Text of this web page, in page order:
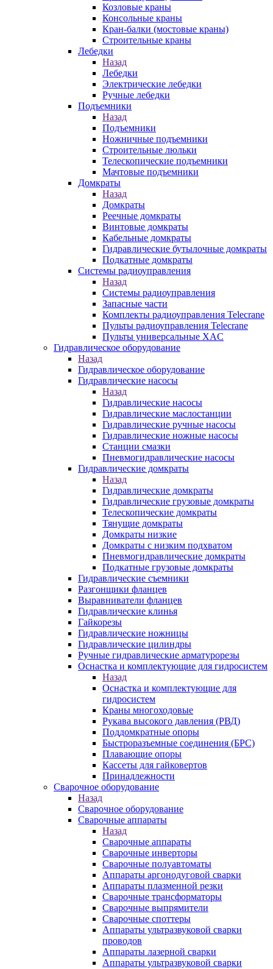
Козловые краны
Консольные краны
Кран-балки (мостовые краны)
Строительные краны
Лебедки
Назад
Лебедки
Электрические лебедки
Ручные лебедки
Подъемники
Назад
Подъемники
Ножничные подъемники
Строительные люльки
Телескопические подъемники
Мачтовые подъемники
Домкраты
Назад
Домкраты
Реечные домкраты
Винтовые домкраты
Кабельные домкраты
Гидравлические бутылочные домкраты
Подкатные домкраты
Системы радиоуправления
Назад
Системы радиоуправления
Запасные части
Комплекты радиоуправления Telecrane
Пульты радиоуправления Telecrane
Пульты универсальные XAC
Гидравлическое оборудование
Назад
Гидравлическое оборудование
Гидравлические насосы
Назад
Гидравлические насосы
Гидравлические маслостанции
Гидравлические ручные насосы
Гидравлические ножные насосы
Станции смазки
Пневмогидравлические насосы
Гидравлические домкраты
Назад
Гидравлические домкраты
Гидравлические грузовые домкраты
Телескопические домкраты
Тянущие домкраты
Домкраты низкие
Домкраты с низким подхватом
Пневмогидравлические домкраты
Подкатные грузовые домкраты
Гидравлические съемники
Разгонщики фланцев
Выравниватели фланцев
Гидравлические клинья
Гайкорезы
Гидравлические ножницы
Гидравлические цилиндры
Ручные гидравлические арматурорезы
Оснастка и комплектующие для гидросистем
Назад
Оснастка и комплектующие для
гидросистем
Краны многоходовые
Рукава высокого давления (РВД)
Поддомкратные опоры
Быстроразъемные соединения (БРС)
Плавающие опоры
Кассеты для гайковертов
Принадлежности
Сварочное оборудование
Назад
Сварочное оборудование
Сварочные аппараты
Назад
Сварочные аппараты
Сварочные инверторы
Сварочные полуавтоматы
Аппараты аргонодуговой сварки
Аппараты плазменной резки
Сварочные трансформаторы
Сварочные выпрямители
Сварочные споттеры
Аппараты ультразвуковой сварки
проводов
Аппараты лазерной сварки
Аппараты ультразвуковой сварки